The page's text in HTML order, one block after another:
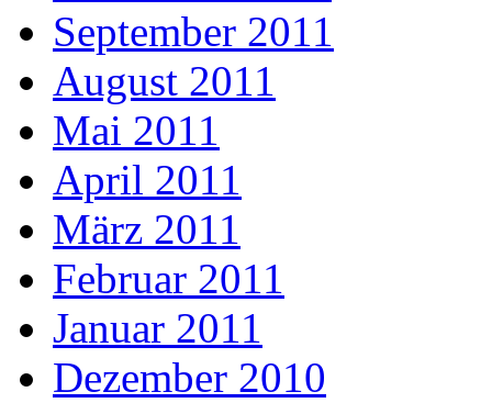
September 2011
August 2011
Mai 2011
April 2011
März 2011
Februar 2011
Januar 2011
Dezember 2010